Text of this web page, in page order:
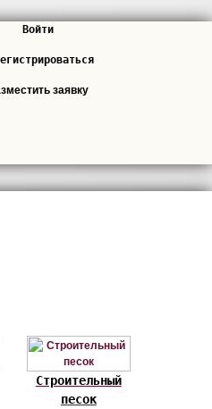
Войти
заявку
Строительный
песок